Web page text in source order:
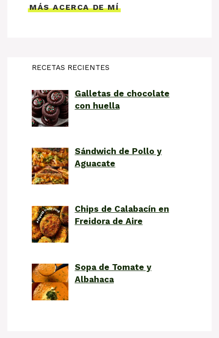
MÁS ACERCA DE MÍ
RECETAS RECIENTES
Galletas de chocolate
con huella
Sándwich de Pollo y
Aguacate
Chips de Calabacín en
Freidora de Aire
Sopa de Tomate y
Albahaca